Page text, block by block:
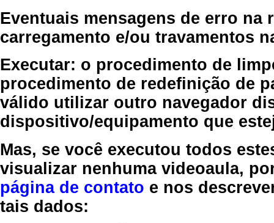
Eventuais mensagens de erro
carregamento e/ou travamentos
Executar: o procedimento de
procedimento de redefinição de
válido utilizar outro navegador
dispositivo/equipamento que
Mas, se você executou todos
visualizar nenhuma videoaula,
página de contato e nos
tais dados: